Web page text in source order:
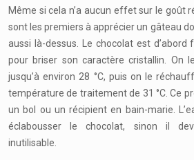
Même si cela n’a aucun effet sur le goût
sont les premiers à apprécier un gâteau
aussi là-dessus. Le chocolat est d’abord
pour briser son caractère cristallin. On
jusqu’à environ 28 °C, puis on le
température de traitement de 31 °C. Ce
un bol ou un récipient en bain-marie.
éclabousser le chocolat, sinon il
inutilisable.